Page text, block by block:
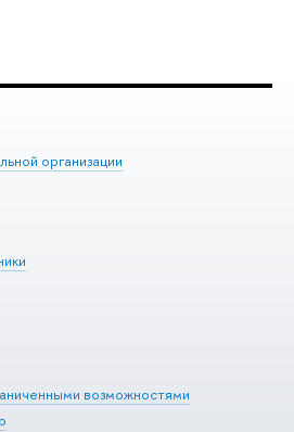
организации
возможностями